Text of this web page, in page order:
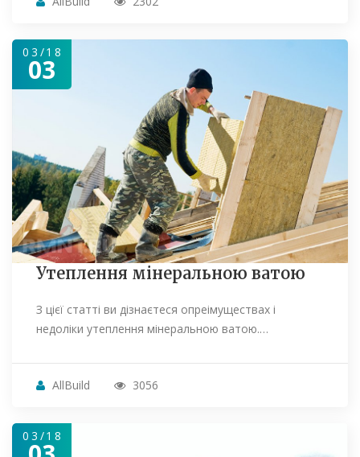
03/18
03
Утеплення мінеральною ватою
З цієї статті ви дізнаєтеся опреімуществах і
недоліки утеплення мінеральною ватою.…
AllBuild 3056
03/18